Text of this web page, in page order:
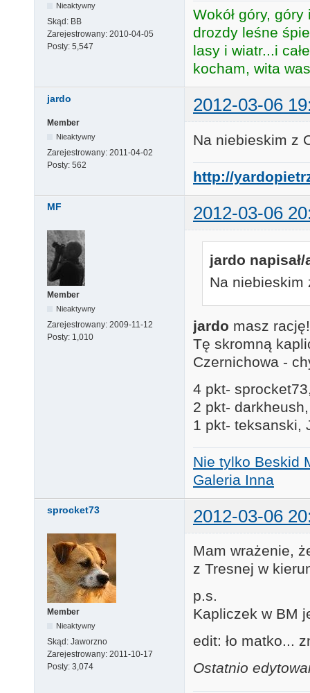
Nieaktywny
Skąd: BB
Zarejestrowany: 2010-04-05
Posty: 5,547
Wokół góry,
drozdy leśne
lasy i wiatr...i
kocham, wita
jardo 2012-03-06
Member
Nieaktywny
Zarejestrowany: 2011-04-02
Posty: 562
Na niebieskim z
http://
MF 2012-03-06
Member
Nieaktywny
Zarejestrowany: 2009-11-12
Posty: 1,010
jardo napisał/
Na niebieskim
jardo masz rację!
Tę skromną
Czernichowa -
4 pkt-
2 pkt-
1 pkt- teksanski,
Nie tylko Beskid
Galeria Inna
sprocket73 2012-03-06
Member
Nieaktywny
Skąd: Jaworzno
Zarejestrowany: 2011-10-17
Posty: 3,074
Mam wrażenie,
z Tresnej w
p.s.
Kapliczek w BM
edit: ło matko...
Ostatnio